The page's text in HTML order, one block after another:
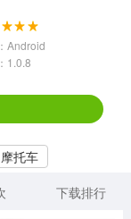
568款应用
Android
1.0.8
摩托车
下载排行